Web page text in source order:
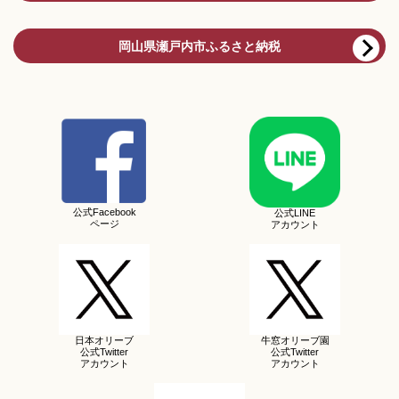
岡山県瀬戸内市ふるさと納税
公式Facebook
ページ
公式LINE
アカウント
日本オリーブ
公式Twitter
アカウント
牛窓オリーブ園
公式Twitter
アカウント